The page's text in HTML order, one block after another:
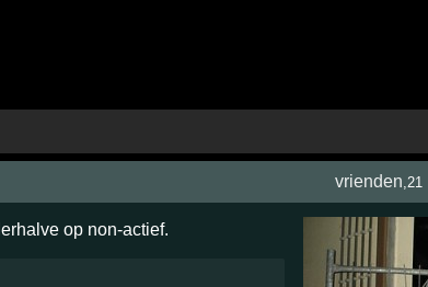
vrienden ,21
op non-actief.